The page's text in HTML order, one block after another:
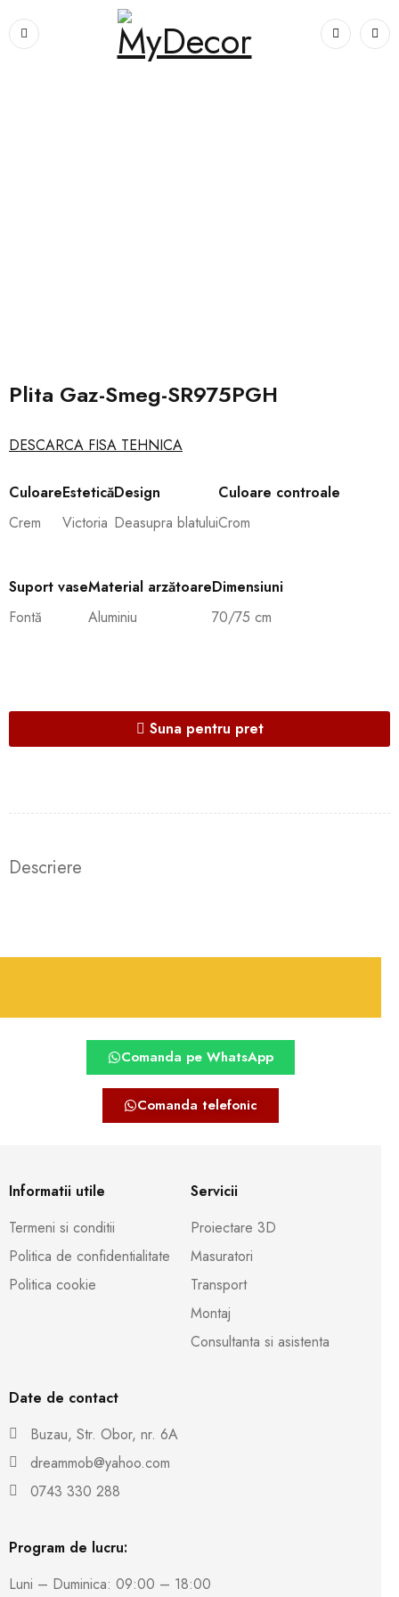
Plita Gaz-Smeg-SR975PGH
DESCARCA FISA TEHNICA
Culoare
Crem
Estetică
Victoria
Design
Deasupra blatului
Culoare controale
Crom
Suport vase
Fontă
Material arzătoare
Aluminiu
Dimensiuni
70/75 cm
Suna pentru pret
Descriere
Comanda pe WhatsApp
Comanda telefonic
Informatii utile
Termeni si conditii
Politica de confidentialitate
Politica cookie
Servicii
Proiectare 3D
Masuratori
Transport
Montaj
Consultanta si asistenta
Date de contact
Buzau, Str. Obor, nr. 6A
dreammob@yahoo.com
0743 330 288
Program de lucru:
Luni – Duminica: 09:00 – 18:00